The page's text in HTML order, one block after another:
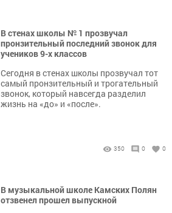
В стенах школы № 1 прозвучал
пронзительный последний звонок для
учеников 9-х классов
Сегодня в стенах школы прозвучал тот
самый пронзительный и трогательный
звонок, который навсегда разделил
жизнь на «до» и «после».
350 0 0
В музыкальной школе Камских Полян
отзвенел прошел выпускной